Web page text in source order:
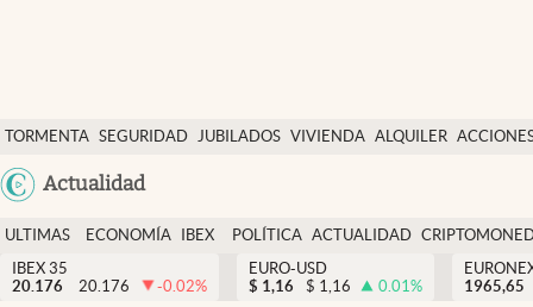
TORMENTA SEGURIDAD JUBILADOS VIVIENDA ALQUILER
USA
Actualidad
Economía y finanzas
Política
Actualidad
Criptomonedas
ULTIMAS
NOTICIAS
ECONOMÍA
FINANZAS
IBEX
EURO
POLÍTICA ACTUALIDAD
IBEX 35
20.176
20.176 -0.02%
EURO-USD
$ 1,16 $ 1,16 0.01%
1965,65